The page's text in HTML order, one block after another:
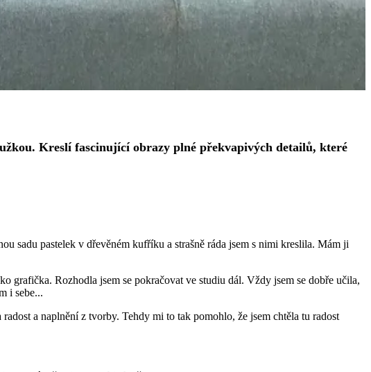
Kreslí fascinující obrazy plné překvapivých detailů, které
sadu pastelek v dřevěném kufříku a strašně ráda jsem s nimi kreslila. Mám ji
grafička. Rozhodla jsem se pokračovat ve studiu dál. Vždy jsem se dobře učila,
i sebe...
a naplnění z tvorby. Tehdy mi to tak pomohlo, že jsem chtěla tu radost